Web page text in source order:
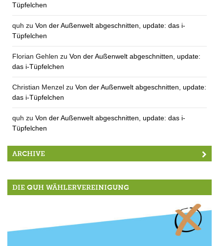
Tüpfelchen
quh zu Von der Außenwelt abgeschnitten, update: das i-
Tüpfelchen
Florian Gehlen zu Von der Außenwelt abgeschnitten, update:
das i-Tüpfelchen
Christian Menzel zu Von der Außenwelt abgeschnitten, update:
das i-Tüpfelchen
quh zu Von der Außenwelt abgeschnitten, update: das i-
Tüpfelchen
ARCHIVE
DIE QUH WÄHLERVEREINIGUNG